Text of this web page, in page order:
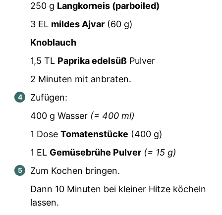
250 g Langkorneis (parboiled)
3 EL mildes Ajvar (60 g)
Knoblauch
1,5 TL Paprika edelsüß Pulver
2 Minuten mit anbraten.
Zufügen:
400 g Wasser (= 400 ml)
1 Dose Tomatenstücke (400 g)
1 EL Gemüsebrühe Pulver (= 15 g)
Zum Kochen bringen.
Dann 10 Minuten bei kleiner Hitze köcheln
lassen.